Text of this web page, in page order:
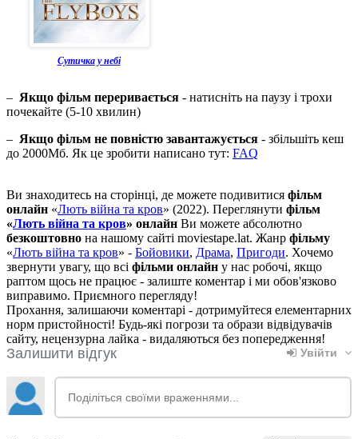
Сутичка у небі
– Якщо фільм переривається - натисніть на паузу і трохи
почекайте (5-10 хвилин)
– Якщо фільм не повністю завантажується - збільшіть кеш
до 2000Мб. Як це зробити написано тут: FAQ
Ви знаходитесь на сторінці, де можете подивитися фільм
онлайн «Лють війна та кров» (2022). Переглянути фільм
«Лють війна та кров» онлайн Ви можете абсолютно
безкоштовно на нашому сайті moviestape.lat. Жанр фільму
«Лють війна та кров» - Бойовики, Драма, Пригоди. Хочемо
звернути увагу, що всі фільми онлайн у нас робочі, якщо
раптом щось не працює - залиште коментар і ми обов'язково
виправимо. Приємного перегляду!
Прохання, залишаючи коментарі - дотримуйтеся елементарних
норм пристойності! Будь-які погрози та образи відвідувачів
сайту, нецензурна лайка - видаляються без попередження!